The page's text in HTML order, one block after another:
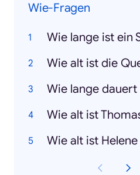
Wie-Fragen
Wie alt ist die